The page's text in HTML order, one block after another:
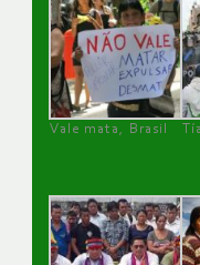
Vale mata, Brasil